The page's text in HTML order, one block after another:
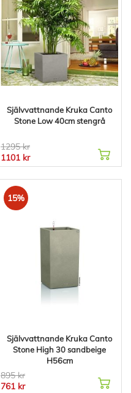
Självvattnande Kruka Canto
Stone Low 40cm stengrå
1295 kr
1101 kr
15%
Självvattnande Kruka Canto
Stone High 30 sandbeige
H56cm
895 kr
761 kr